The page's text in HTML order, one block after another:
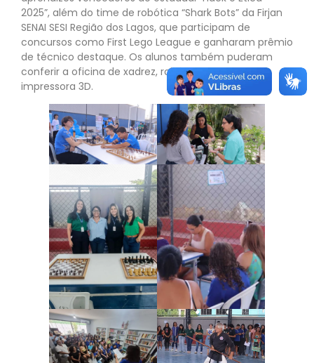
2025”, além do time de robótica “Shark Bots” da Firjan
SENAI SESI Região dos Lagos, que participam de
concursos como First Lego League e ganharam prêmio
de técnico destaque. Os alunos também puderam
conferir a oficina de xadrez, robótica e a oficina de
impressora 3D.